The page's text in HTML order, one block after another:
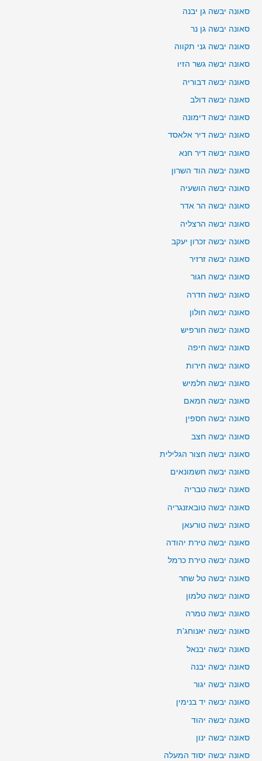
סאונה יבשה גן יבנה
סאונה יבשה גן נר
סאונה יבשה גני תקווה
סאונה יבשה גשר הזיו
סאונה יבשה דבוריה
סאונה יבשה דולב
סאונה יבשה דימונה
סאונה יבשה דיר אלאסד
סאונה יבשה דיר חנא
סאונה יבשה הוד השרון
סאונה יבשה הושעיה
סאונה יבשה הר אדר
סאונה יבשה הרצליה
סאונה יבשה זכרון יעקב
סאונה יבשה זרזיר
סאונה יבשה חגור
סאונה יבשה חדרה
סאונה יבשה חולון
סאונה יבשה חורפיש
סאונה יבשה חיפה
סאונה יבשה חירות
סאונה יבשה חלמיש
סאונה יבשה חמאם
סאונה יבשה חספין
סאונה יבשה חצב
סאונה יבשה חצור הגלילית
סאונה יבשה חשמונאים
סאונה יבשה טבריה
סאונה יבשה טובאזנגריה
סאונה יבשה טורעאן
סאונה יבשה טירת יהודה
סאונה יבשה טירת כרמל
סאונה יבשה טל שחר
סאונה יבשה טלמון
סאונה יבשה טמרה
סאונה יבשה יאנוחג'ת
סאונה יבשה יבנאל
סאונה יבשה יבנה
סאונה יבשה יגור
סאונה יבשה יד בנימין
סאונה יבשה יהוד
סאונה יבשה ינון
סאונה יבשה יסוד המעלה